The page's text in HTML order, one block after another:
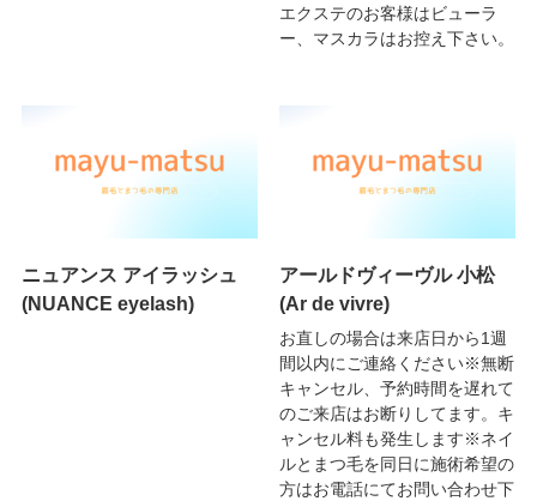
エクステのお客様はビューラ
ー、マスカラはお控え下さい。
ニュアンス アイラッシュ
(NUANCE eyelash)
アールドヴィーヴル 小松
(Ar de vivre)
お直しの場合は来店日から1週
間以内にご連絡ください※無断
キャンセル、予約時間を遅れて
のご来店はお断りしてます。キ
ャンセル料も発生します※ネイ
ルとまつ毛を同日に施術希望の
方はお電話にてお問い合わせ下